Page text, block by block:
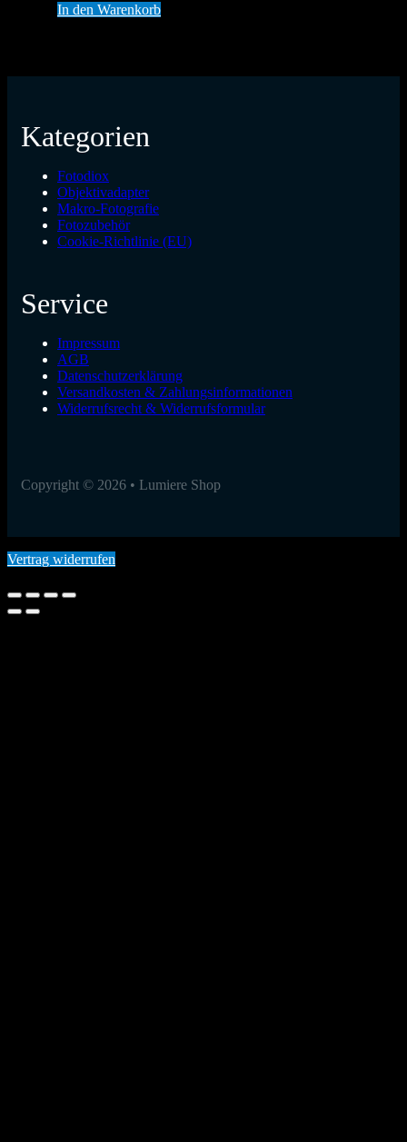
In den Warenkorb
Kategorien
Fotodiox
Objektivadapter
Makro-Fotografie
Fotozubehör
Cookie-Richtlinie (EU)
Service
Impressum
AGB
Datenschutzerklärung
Versandkosten & Zahlungsinformationen
Widerrufsrecht & Widerrufsformular
Copyright © 2026 • Lumiere Shop
Vertrag widerrufen